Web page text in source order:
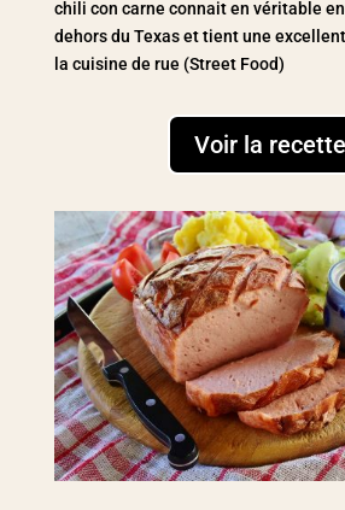
chili con carne connait en véritable
dehors du Texas et tient une
la cuisine de rue (Street Food)
Voir la recette